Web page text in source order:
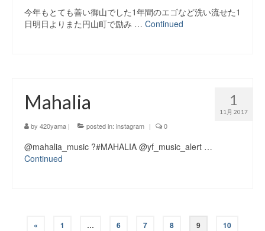
今年もとても善い御山でした1年間のエゴなど洗い流せた1
日明日よりまた円山町で励み … Continued
1
11月 2017
Mahalia
by 420yama | posted in: instagram | 0
@mahalia_music ?#MAHALIA @yf_music_alert …
Continued
« 1 … 6 7 8 9 10